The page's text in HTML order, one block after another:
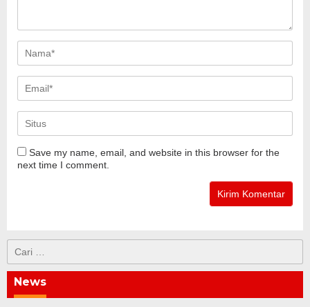
Save my name, email, and website in this browser for the
next time I comment.
untuk:
News